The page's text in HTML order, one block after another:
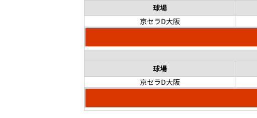
球場
京セラD大阪
球場
京セラD大阪